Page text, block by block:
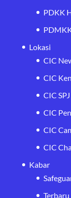
PDKK
Lokasi
CIC
CIC
CIC SPJ
CIC
CIC
CIC
Kabar
Terbaru